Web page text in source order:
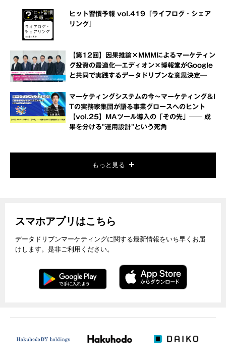
ヒット習慣予報 vol.419『ライフログ・シェア
リング』
【第12回】因果推論×MMMによるマーケティン
グ投資の最適化―エディオン×博報堂がGoogle
と共同で実践するデータドリブンな意思決定―
マーケティングシステムの今～マーケティング＆I
Tの実務家集団が語る事業グロースへのヒント
【vol.25】MAツール導入の「その先」── 成
果を分ける"運用設計"という死角
もっと見る
スマホアプリはこちら
データドリブンマーケティングに関する最新情報をいち早くお届
けします。是非ご利用ください。